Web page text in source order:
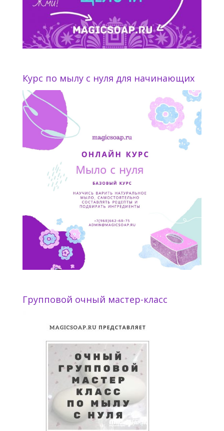
Курс по мылу с нуля для начинающих
Групповой очный мастер-класс